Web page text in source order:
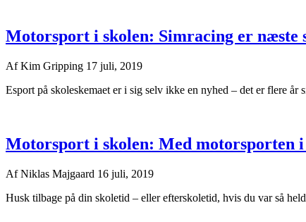
Motorsport i skolen: Simracing er næste
AfKim Gripping 17 juli, 2019
Esport på skoleskemaet er i sig selv ikke en nyhed – det er flere år
Motorsport i skolen: Med motorsporten i
AfNiklas Majgaard 16 juli, 2019
Husk tilbage på din skoletid – eller efterskoletid, hvis du var så